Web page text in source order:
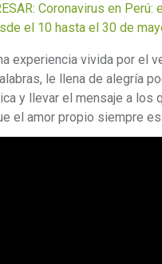
Coronavirus en
el 10 hasta el 30 de
experiencia vivida por el
le llena de alegría
y llevar el mensaje a los
el amor propio siempre